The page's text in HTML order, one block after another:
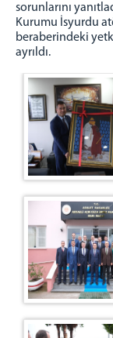
sorunlarını
Kurumu İsyurdu
beraberindeki
ayrıldı.